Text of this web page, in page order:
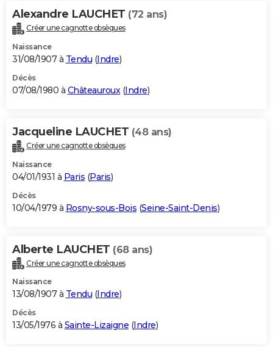
Alexandre LAUCHET (72 ans)
Créer une cagnotte obsèques
Naissance
31/08/1907 à Tendu (Indre)
Décès
07/08/1980 à Châteauroux(Indre)
Jacqueline LAUCHET (48 ans)
Créer une cagnotte obsèques
Naissance
04/01/1931 à Paris (Paris)
Décès
10/04/1979 à Rosny-sous-Bois (Seine-Saint-Denis)
Alberte LAUCHET (68 ans)
Créer une cagnotte obsèques
Naissance
13/08/1907 à Tendu (Indre)
Décès
13/05/1976 à Sainte-Lizaigne (Indre)